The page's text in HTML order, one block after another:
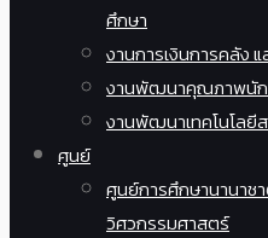
ศึกษา
งานการเงินการคลัง
งานพัฒนาคุณภาพนั
งานพัฒนาเทคโนโลยี
ศูนย์
ศูนย์การศึกษานานาช
วิศวกรรมศาสตร์